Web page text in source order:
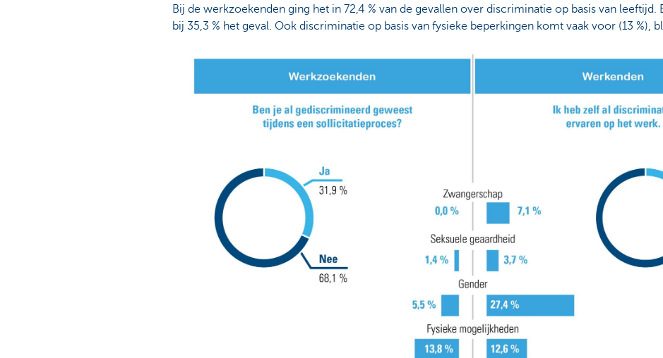
Bij de werkzoekenden ging het in 72,4 % van de gevallen over discriminatie op basis van leeftijd.
bij 35,3 % het geval. Ook discriminatie op basis van fysieke beperkingen komt vaak voor (13 %),